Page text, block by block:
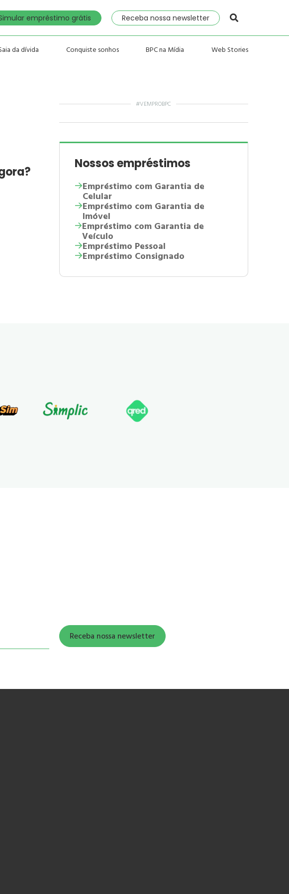
empréstimo grátis Receba nossa newsletter
da dívida Conquiste sonhos BPC na Mídia Web Stories
#VEMPROBPC
Nossos empréstimos
Empréstimo com Garantia de
Celular
Empréstimo com Garantia de
Imóvel
Empréstimo com Garantia de
Veículo
Empréstimo Pessoal
Empréstimo Consignado